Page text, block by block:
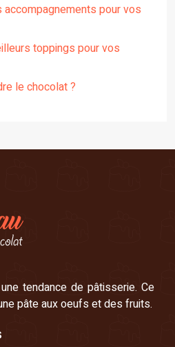
pour vos
toppings pour vos
le chocolat ?
tendance de pâtisserie. Ce
pâte aux oeufs et des fruits.